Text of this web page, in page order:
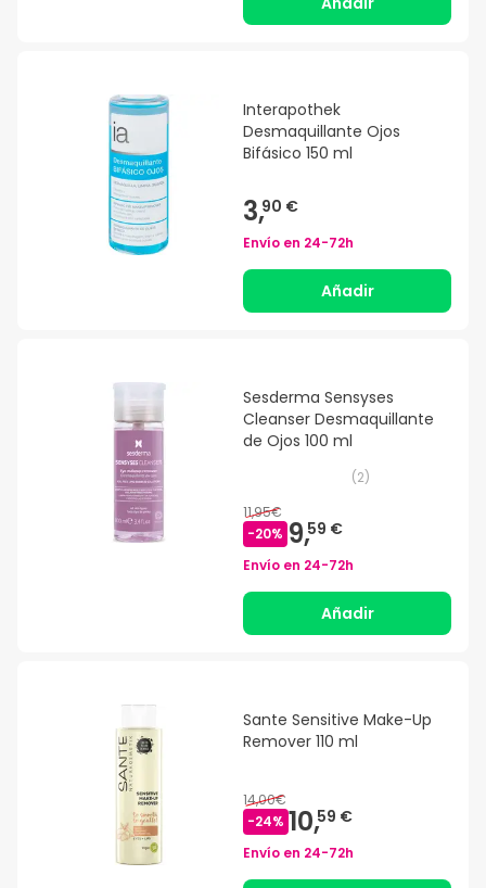
Interapothek
Desmaquillante Ojos
Bifásico 150 ml
3,90 €
Envío en 24-72h
Añadir
Sesderma Sensyses
Cleanser Desmaquillante
de Ojos 100 ml
(2)
11,95€
-20% 9,59 €
Envío en 24-72h
Añadir
Sante Sensitive Make-Up
Remover 110 ml
14,00€
-24% 10,59 €
Envío en 24-72h